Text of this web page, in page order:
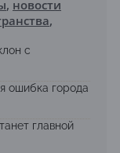
, новости
,
с
ошибка города
главной